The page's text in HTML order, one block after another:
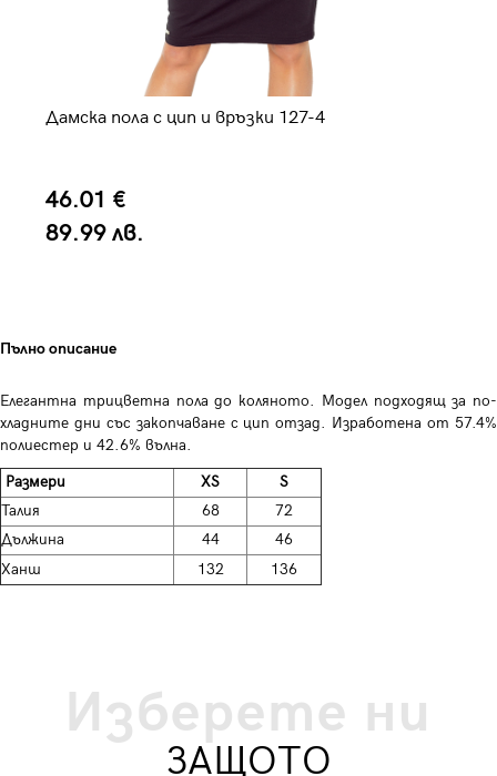
Дамска пола с цип и връзки 127-4
46.01 €
89.99 лв.
Пълно описание
Елегантна трицветна пола до коляното. Модел подходящ за по-
хладните дни със закопчаване с цип отзад. Изработена от 57.4%
полиестер и 42.6% вълна.
Размери
XS
S
Талия
68
72
Дължина
44
46
Ханш
132 136
Изберете ни
ЗАЩОТО